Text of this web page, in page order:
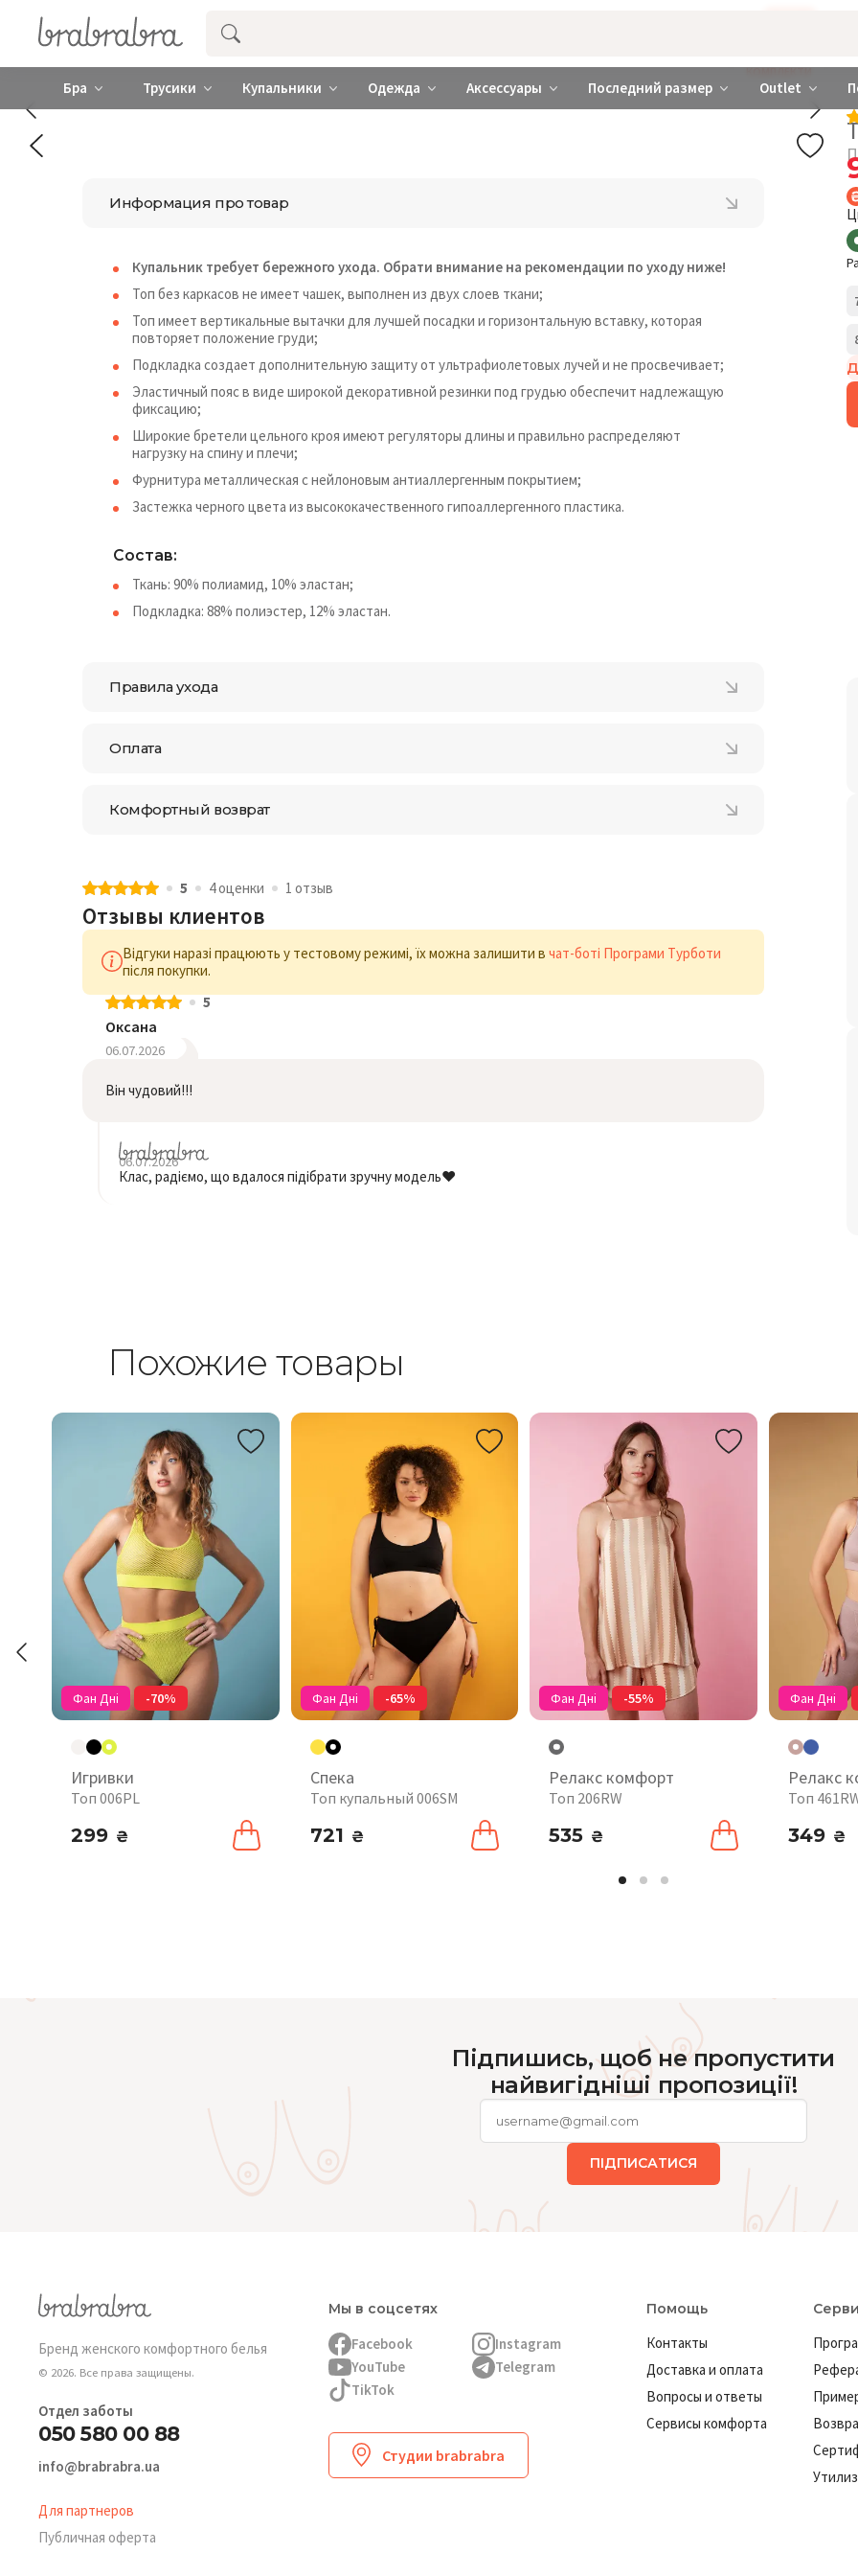
Купить нижнее женское белье ❤️ brabrabra ❤️ Киев и Украина
Бра Трусики Купальники Одежда Аксессуары Последний размер Outlet
КОМПЛЕКТИ
Информация про товар
Купальник требует бережного ухода. Обрати внимание на рекомендации по уходу ниже!
Топ без каркасов не имеет чашек, выполнен из двух слоев ткани;
Топ имеет вертикальные вытачки для лучшей посадки и горизонтальную вставку, которая
повторяет положение груди;
Подкладка создает дополнительную защиту от ультрафиолетовых лучей и не просвечивает;
Эластичный пояс в виде широкой декоративной резинки под грудью обеспечит надлежащую
фиксацию;
Широкие бретели цельного кроя имеют регуляторы длины и правильно распределяют
нагрузку на спину и плечи;
Фурнитура металлическая с нейлоновым антиаллергенным покрытием;
Застежка черного цвета из высококачественного гипоаллергенного пластика.
Состав:
Ткань: 90% полиамид, 10% эластан;
Подкладка: 88% полиэстер, 12% эластан.
Правила ухода
Оплата
Комфортный возврат
5 4 оценки 1 отзыв
Отзывы клиентов
Відгуки наразі працюють у тестовому режимі, їх можна залишити в чат-боті Програми Турботи
після покупки.
5
Оксана
06.07.2026
Він чудовий!!!
06.07.2026
Клас, радіємо, що вдалося підібрати зручну модель❤️
Похожие товары
Фан Дні -70%
Игривки
Топ 006PL
299 ₴
Фан Дні -65%
Спека
Топ купальный 006SM
721 ₴
Фан Дні -55%
Релакс комфорт
Топ 206RW
535 ₴
Фан Дні
Релакс
Топ
349 ₴
Підпишись, щоб не пропустити
найвигідніші пропозиції!
ПІДПИСАТИСЯ
Бренд женского комфортного белья
© 2026. Все права защищены.
Отдел заботы
050 580 00 88
info@brabrabra.ua
Для партнеров
Публичная оферта
Мы в соцсетях
Facebook
Instagram
YouTube
Telegram
TikTok
Студии brabrabra
Помощь
Контакты
Доставка и оплата
Вопросы и ответы
Сервисы комфорта